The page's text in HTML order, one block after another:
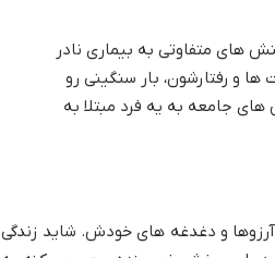
های متفاوتی به بیماری نادر
و رفتارشون، بار سنگینی رو
جامعه به یه فرد مبتلا به
و دغدغه های خودش. شاید زندگی